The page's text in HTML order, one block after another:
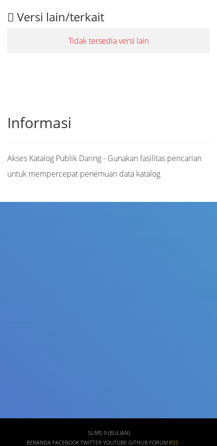
Versi lain/terkait
Tidak tersedia versi lain
Informasi
Akses Katalog Publik Daring - Gunakan fasilitas pencarian
untuk mempercepat penemuan data katalog
SLIMS 9 (BULIAN)
BERANDA FACEBOOK TWITTER YOUTUBE GITHUB FORUM RSS